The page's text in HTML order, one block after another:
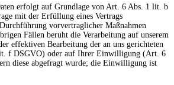
erfolgt auf Grundlage von Art. 6 Abs. 1 lit. b
mit der Erfüllung eines Vertrags
vorvertraglicher Maßnahmen
Fällen beruht die Verarbeitung auf unserem
effektiven Bearbeitung der an uns gerichteten
f DSGVO) oder auf Ihrer Einwilligung (Art. 6
diese abgefragt wurde; die Einwilligung ist